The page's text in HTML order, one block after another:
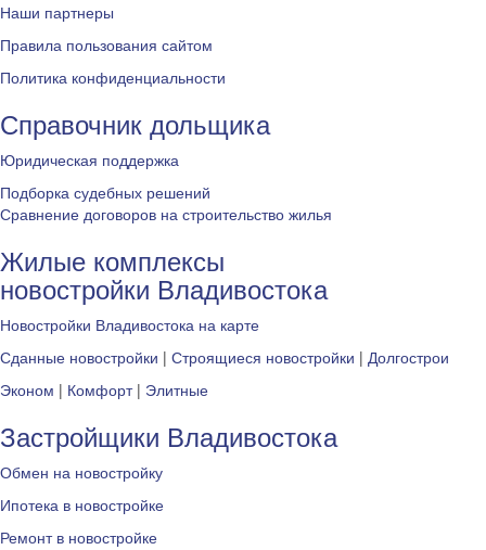
Наши партнеры
Правила пользования сайтом
Политика конфиденциальности
Справочник дольщика
Юридическая поддержка
Подборка судебных решений
Сравнение договоров на строительство жилья
Жилые комплексы
новостройки Владивостока
Новостройки Владивостока на карте
Сданные новостройки | Строящиеся новостройки | Долгострои
Эконом | Комфорт| Элитные
Застройщики Владивостока
Обмен на новостройку
Ипотека в новостройке
Ремонт в новостройке